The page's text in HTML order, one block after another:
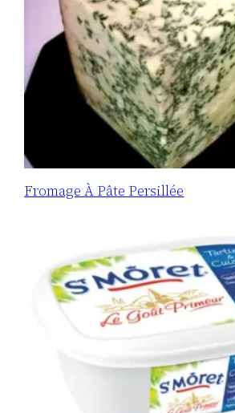
Fromage À Pâte Persillée